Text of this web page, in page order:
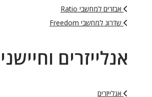
אבזרים למחשבי Ratio
שדרוג למחשבי Freedom
אנלייזרים
אנלייזרים